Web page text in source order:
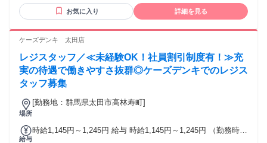
取得支援制度あり！ ・Uターン・Iターン希望の方も大歓迎！
・地元で活躍したい人大歓迎！ ・安定した仕事をしたい方 ・
──────────────────── ●選考ポイント 面接ではココ
プラス思考で取り組める方 素直に知識を吸収し成長できる方
──────────────────── ⏩社員インタビュー/29歳で家
を建てました 前職はコンビニでの アルバイトをしていまし
た。 正社員として働こうと職探しをしていた中、 サンアイホ
ームに出会いました！ 「やってやるぞ！」 という気持ちとは
厚く、 数ヶ月で仕事に慣れることができました。 また入社し
お気に入り 詳細を見る
ケーズデンキ 太田店
レジスタッフ／≪未経験OK！社員割引制度有！≫充
実の待遇で働きやすさ抜群◎ケーズデンキでのレジス
タッフ募集
場所
[勤務地：群馬県太田市高林寿町]
給与
時給1,145円～1,245円 給与 時給1,145円～1,245円 （勤務時